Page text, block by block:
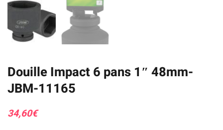
Douille Impact 6 pans 1″ 48mm-
JBM-11165
34,60€